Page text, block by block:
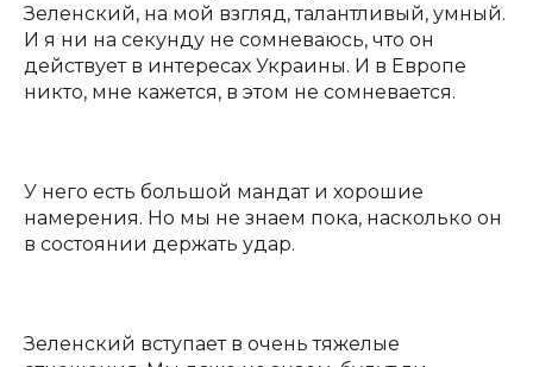
Зеленский, на мой взгляд, талантливый, умный.
И я ни на секунду не сомневаюсь, что он
действует в интересах Украины. И в Европе
никто, мне кажется, в этом не сомневается.
У него есть большой мандат и хорошие
намерения. Но мы не знаем пока, насколько он
в состоянии держать удар.
Зеленский вступает в очень тяжелые